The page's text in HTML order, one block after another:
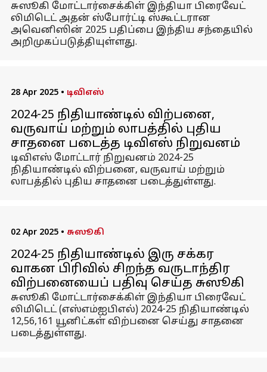
சுஸூகி மோட்டார்சைக்கிள் இந்தியா பிரைவேட்
லிமிடெட் அதன் ஸ்போர்ட்டி ஸ்கூட்டரான
அவெனிஸின் 2025 பதிப்பை இந்திய சந்தையில்
அறிமுகப்படுத்தியுள்ளது.
28 Apr 2025 • டிவிஎஸ்
2024-25 நிதியாண்டில் விற்பனை,
வருவாய் மற்றும் லாபத்தில் புதிய
சாதனை படைத்த டிவிஎஸ் நிறுவனம்
டிவிஎஸ் மோட்டார் நிறுவனம் 2024-25
நிதியாண்டில் விற்பனை, வருவாய் மற்றும்
லாபத்தில் புதிய சாதனை படைத்துள்ளது.
02 Apr 2025 • சுஸூகி
2024-25 நிதியாண்டில் இரு சக்கர
வாகன பிரிவில் சிறந்த வருடாந்திர
விற்பனையைப் பதிவு செய்த சுஸூகி
சுஸூகி மோட்டார்சைக்கிள் இந்தியா பிரைவேட்
லிமிடெட் (எஸ்எம்ஐபிஎல்) 2024-25 நிதியாண்டில்
12,56,161 யூனிட்கள் விற்பனை செய்து சாதனை
படைத்துள்ளது.